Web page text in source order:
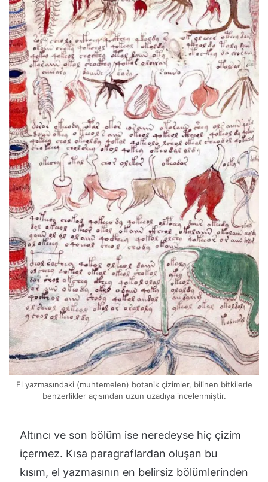
El yazmasındaki (muhtemelen) botanik çizimler, bilinen bitkilerle
benzerlikler açısından uzun uzadıya incelenmiştir.
Altıncı ve son bölüm ise neredeyse hiç çizim
içermez. Kısa paragraflardan oluşan bu
kısım, el yazmasının en belirsiz bölümlerinden